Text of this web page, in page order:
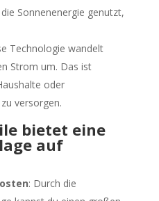
Sonnenenergie genutzt,
Technologie wandelt
Strom um. Das ist
oder
versorgen.
bietet eine
auf
: Durch die